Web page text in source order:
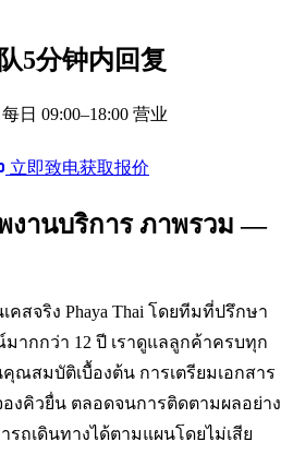
5分钟内回复
日 09:00–18:00 营业
立即致电获取报价
านบริการ ภาพรวม —
สจริง Phaya Thai โดยทีมที่ปรึกษา
ากกว่า 12 ปี เราดูแลลูกค้าครบทุก
ณสมบัติเบื้องต้น การเตรียมเอกสาร
งคิวยื่น ตลอดจนการติดตามผลอย่าง
รถเดินทางได้ตามแผนโดยไม่เสีย